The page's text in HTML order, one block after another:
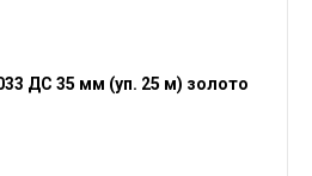
ДС 35 мм (уп. 25 м) золото